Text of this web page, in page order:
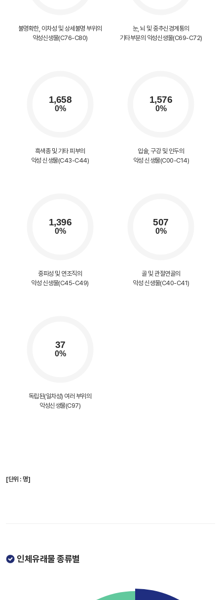
불명확한, 이차성 및 상세불명 부위의
악성신생물(C76-C80)
눈, 뇌 및 중추신경계통의
기타부분의 악성신생물(C69-C72)
흑색종 및 기타 피부의
악성 신생물(C43-C44)
입술, 구강 및 인두의
악성 신생물(C00-C14)
중피성 및 연조직의
악성 신생물(C45-C49)
골 및 관절연골의
악성 신생물(C40-C41)
독립된(일차성) 여러 부위의
악성신생물(C97)
[단위 : 명]
인체유래물 종류별